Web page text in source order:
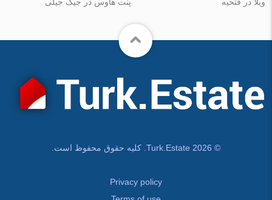
ویلا در فتحیه
پنت هاوس در جیک جیلی
© Turk.Estate 2026. کلیه حقوق محفوظ است.
Privacy policy